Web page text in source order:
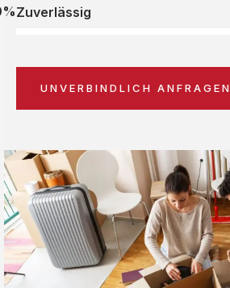
Zuverlässig
UNVERBINDLICH ANFRAGEN